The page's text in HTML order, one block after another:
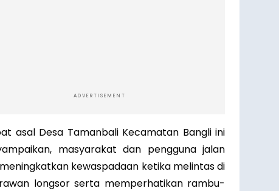
ADVERTISEMENT
asal Desa Tamanbali Kecamatan Bangli ini
masyarakat dan pengguna jalan
kewaspadaan ketika melintas di
longsor serta memperhatikan rambu-